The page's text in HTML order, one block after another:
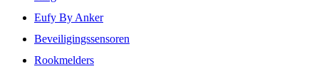
Eufy By Anker
Beveiligingssensoren
Rookmelders